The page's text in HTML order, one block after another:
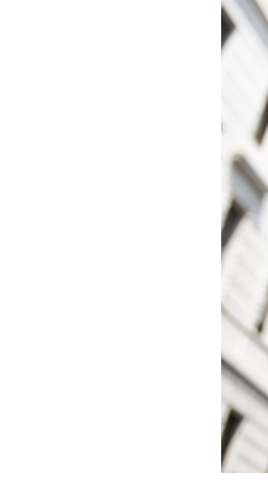
AREA PERSONALE
Hai bisogno di aiuto?